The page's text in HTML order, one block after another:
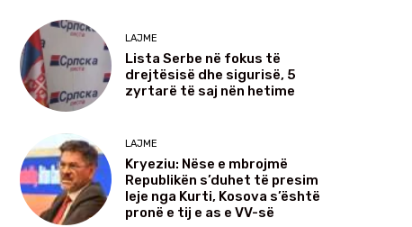
LAJME
Lista Serbe në fokus të
drejtësisë dhe sigurisë, 5
zyrtarë të saj nën hetime
LAJME
Kryeziu: Nëse e mbrojmë
Republikën s’duhet të presim
leje nga Kurti, Kosova s’është
pronë e tij e as e VV-së